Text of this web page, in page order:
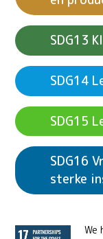
sterke
We